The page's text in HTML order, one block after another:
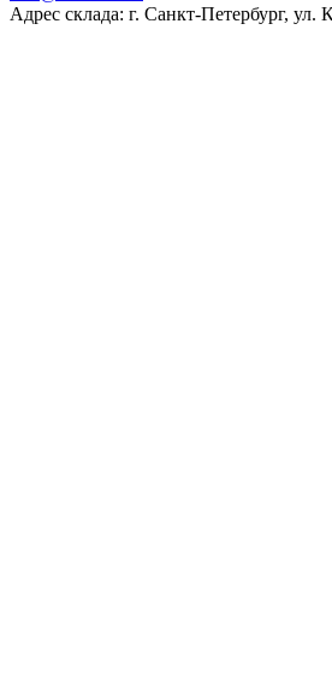
Адрес склада: г. Санкт-Петербург, ул.